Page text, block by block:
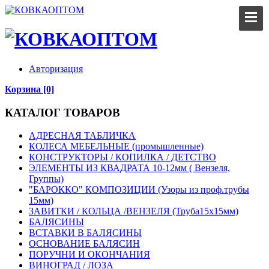
Авторизация
Корзина [0]
КАТАЛОГ ТОВАРОВ
АДРЕСНАЯ ТАБЛИЧКА
КОЛЕСА МЕБЕЛЬНЫЕ (промышленные)
КОНСТРУКТОРЫ / КОПИЛКА / ДЕТСТВО
ЭЛЕМЕНТЫ ИЗ КВАДРАТА 10-12мм ( Вензеля,
Группы)
"БАРОККО" КОМПОЗИЦИИ (Узоры из проф.трубы
15мм)
ЗАВИТКИ / КОЛЬЦА /ВЕНЗЕЛЯ (Труба15х15мм)
БАЛЯСИНЫ
ВСТАВКИ В БАЛЯСИНЫ
ОСНОВАНИЕ БАЛЯСИН
ПОРУЧНИ И ОКОНЧАНИЯ
ВИНОГРАД / ЛОЗА